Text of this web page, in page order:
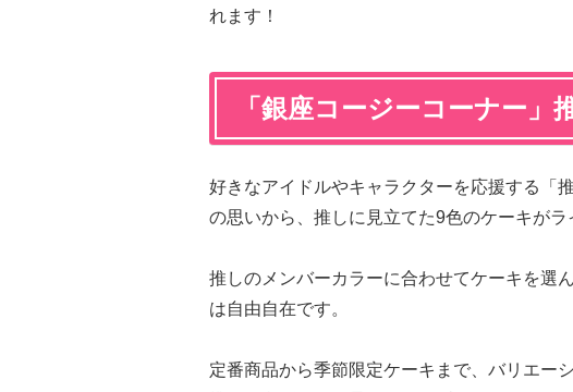
れます！
「銀座コージーコーナー」
好きなアイドルやキャラクターを応援する「
の思いから、推しに見立てた9色のケーキがラ
推しのメンバーカラーに合わせてケーキを選
は自由自在です。
定番商品から季節限定ケーキまで、バリエー